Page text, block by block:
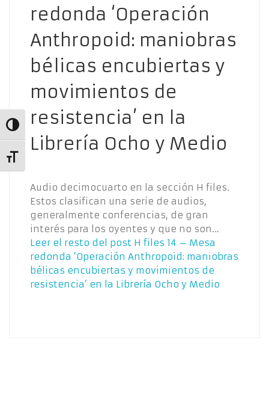
Alternar alto contraste
Alternar tamaño de letra
redonda ‘Operación
Anthropoid: maniobras
bélicas encubiertas y
movimientos de
resistencia’ en la
Librería Ocho y Medio
Audio decimocuarto en la sección H files.
Estos clasifican una serie de audios,
generalmente conferencias, de gran
interés para los oyentes y que no son…
Leer el resto del post H files 14 – Mesa
redonda ‘Operación Anthropoid: maniobras
bélicas encubiertas y movimientos de
resistencia’ en la Librería Ocho y Medio